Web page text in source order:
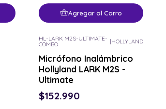
Agregar al Carro
HL-LARK M2S-ULTIMATE-
COMBO
|HOLLYLAND
Micrófono Inalámbrico
Hollyland LARK M2S -
Ultimate
$152.990